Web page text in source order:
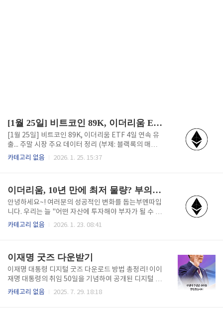
[1월 25일] 비트코인 89K, 이더리움 ETF 4일 연속 유출... 주말 시장 주요 데이터 정리
[1월 25일] 비트코인 89K, 이더리움 ETF 4일 연속 유
출... 주말 시장 주요 데이터 정리 (부제: 블랙록의 매도
세와 고래 지갑 이동이 보여주는 현재 시장의 흐름) 20
유출 소식과 함께 약세를 보이고 있습니다. 투자 판단에
참고하실 수 있도록, 현재 시장에서 가장 주목해야 할 3
가지 핵심 데이터를 정리해 드립니다. 1. 시장 데이터:
이더리움(ETH) 현물 ETF 자금 흐름 가장 눈에 띄는 데
이터는 미국 현물 ETF의 자금 유출세입니다. 연속 유
카테고리 없음 2026. 1. 25. 15:37
이더리움, 10년 만에 최저 물량? 부의 기회는 '공급 부족'에서 옵니다.
안녕하세요~! 여러분의 성공적인 변화를 돕는부멘따입
니다. 우리는 늘 "어떤 자산에 투자해야 부자가 될 수 있
을까?"를 고민합니다. 하지만 진짜 부자들은 '가격'이
을 나눠보려 합니다. "📉 거래소에서 이더리움이 사라
지고 있다?" 최근 인베스팅닷컴과 크립토퀀트의 기고
가 '아랍체인(Arab Chain)'의 분석에 따르면, 현재 암
호화폐 거래소에 남아있는 이더리움(ETH)의 양이 201
6년 이후 최저치를 기록했다고 합니다. 핵심 데이터: 거
카테고리 없음 2026. 1. 23. 08:41
이재명 굿즈 다운받기
이재명 대통령 디지털 굿즈 다운로드 방법 총정리! 이이
재명 대통령의 취임 50일을 기념하여 공개된 디지털 굿
즈, 드디어 다운로드 가능합니다! 스마트폰과 스마트워
카테고리 없음 2025. 7. 29. 18:18